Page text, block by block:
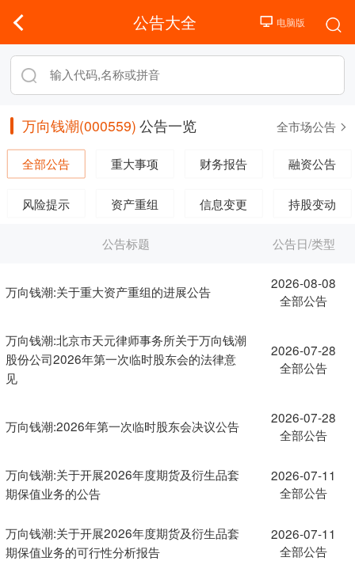
公告大全
万向钱潮(000559) 公告一览 全市场公告
全部公告 重大事项 财务报告 融资公告
风险提示 资产重组 信息变更 持股变动
公告标题 公告日/类型
万向钱潮:关于重大资产重组的进展公告
2026-08-08
全部公告
万向钱潮:北京市天元律师事务所关于万向钱潮
股份公司2026年第一次临时股东会的法律意
见
2026-07-28
全部公告
万向钱潮:2026年第一次临时股东会决议公告
2026-07-28
全部公告
万向钱潮:关于开展2026年度期货及衍生品套
期保值业务的公告
2026-07-11
全部公告
万向钱潮:关于开展2026年度期货及衍生品套
期保值业务的可行性分析报告
2026-07-11
全部公告